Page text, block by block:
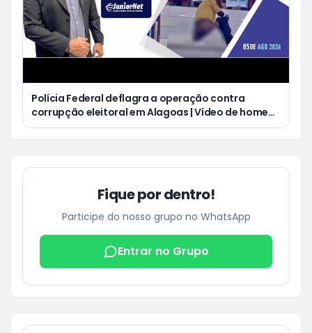
Polícia Federal deflagra a operação contra
corrupção eleitoral em Alagoas | Vídeo de homem
defecando durante missa gera revolta e
Fique por dentro!
Participe do nosso grupo no WhatsApp
Entrar no Grupo